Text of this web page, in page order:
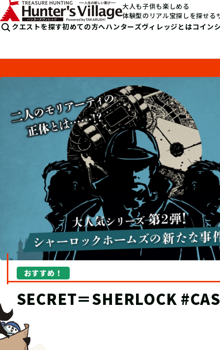
大人も子供も楽しめる
体験型のリアル宝探しを探せる
クエストを探す初めての方へハンターズヴィレッジとはコイン
“究極の宝探し”TECにオブ